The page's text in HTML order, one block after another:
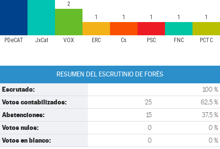
PDeCAT JxCat VOX ERC Cs PSC FNC PCTC
2
1
1 1 1 1
RESUMEN DEL ESCRUTINIO DE FORÈS
Escrutado: 100 %
Votos contabilizados: 25 62,5 %
Abstenciones: 15 37,5 %
Votos nulos: 0 0 %
Votos en blanco: 0 0 %